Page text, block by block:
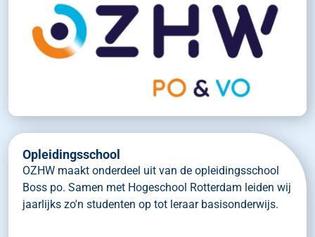
Opleidingsschool
OZHW maakt onderdeel uit van de opleidingsschool
Boss po. Samen met Hogeschool Rotterdam leiden wij
jaarlijks zo'n studenten op tot leraar basisonderwijs.